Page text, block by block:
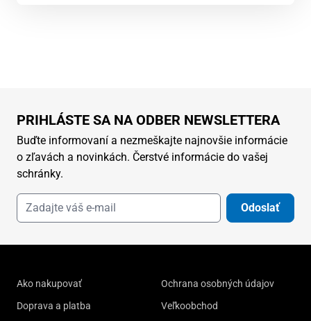
PRIHLÁSTE SA NA ODBER NEWSLETTERA
Buďte informovaní a nezmeškajte najnovšie informácie
o zľavách a novinkách. Čerstvé informácie do vašej
schránky.
Odoslať
Ako nakupovať
Doprava a platba
Ochrana osobných údajov
Veľkoobchod